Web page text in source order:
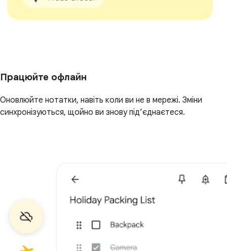
Працюйте офлайн
Оновлюйте нотатки, навіть коли ви не в мережі. Зміни
синхронізуються, щойно ви знову під’єднаєтеся.